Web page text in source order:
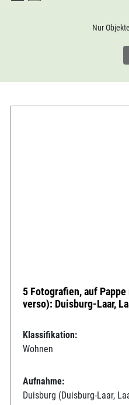
Nur
5 Fotografien, auf
verso): Duisburg-Laar,
Klassifikation:
Wohnen
Aufnahme:
Duisburg (Duisburg-Laar,